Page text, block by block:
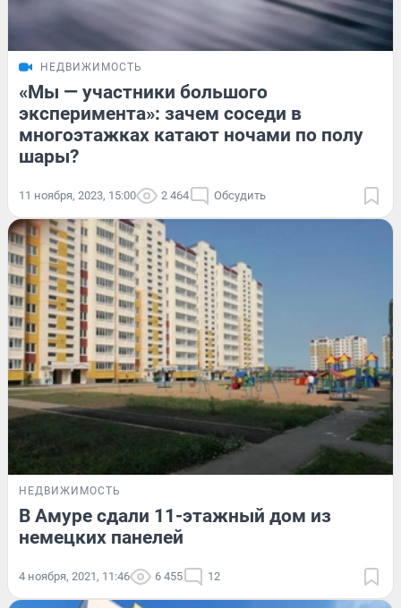
НЕДВИЖИМОСТЬ
«Мы — участники большого
эксперимента»: зачем соседи в
многоэтажках катают ночами по полу
шары?
11 ноября, 2023, 15:00 2 464 Обсудить
НЕДВИЖИМОСТЬ
В Амуре сдали 11-этажный дом из
немецких панелей
4 ноября, 2021, 11:46 6 455 12